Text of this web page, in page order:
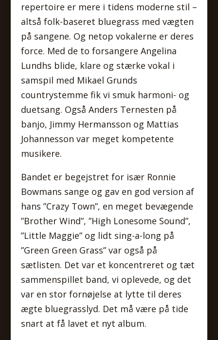
repertoire er mere i tidens moderne stil –
altså folk-baseret bluegrass med vægten
på sangene. Og netop vokalerne er deres
force. Med de to forsangere Angelina
Lundhs blide, klare og stærke vokal i
samspil med Mikael Grunds
countrystemme fik vi smuk harmoni- og
duetsang. Også Anders Ternesten på
banjo, Jimmy Hermansson og Mattias
Johannesson var meget kompetente
musikere.
Bandet er begejstret for især Ronnie
Bowmans sange og gav en god version af
hans ”Crazy Town”, en meget bevægende
”Brother Wind”, ”High Lonesome Sound”,
”Little Maggie” og lidt sing-a-long på
”Green Green Grass” var også på
sætlisten. Det var et koncentreret og tæt
sammenspillet band, vi oplevede, og det
var en stor fornøjelse at lytte til deres
ægte bluegrasslyd. Det må være på tide
snart at få lavet et nyt album.